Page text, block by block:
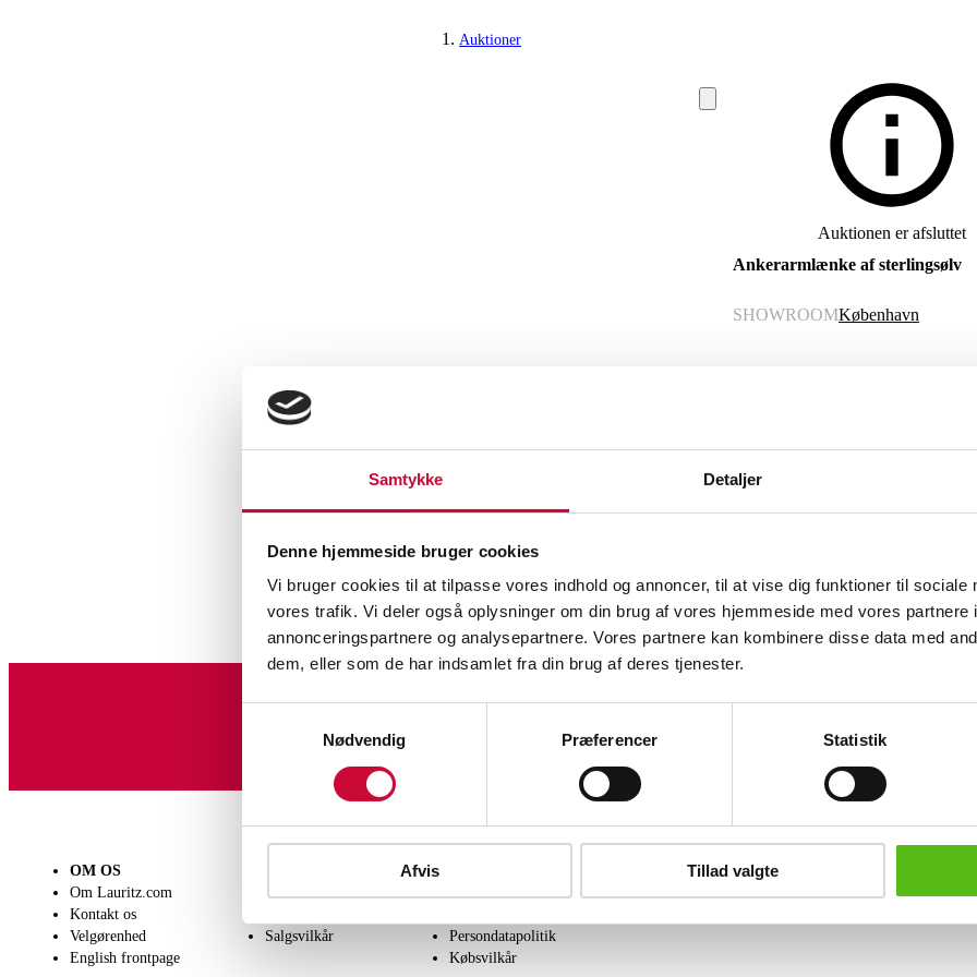
Samtykke Detaljer
Denne hjemmeside bruger cookies
Vi bruger cookies til at tilpasse vores indhold og annoncer, til at vise dig funktioner til sociale
vores trafik. Vi deler også oplysninger om din brug af vores hjemmeside med vores partnere
annonceringspartnere og analysepartnere. Vores partnere kan kombinere disse data med
dem, eller som de har indsamlet fra din brug af deres tjenester.
Nødvendig
Præferencer Statistik
Afvis Tillad valgte
Auktioner
Smykker
Auktionen er afsluttet
Ankerarmlænke af sterlingsølv
SHOWROOMKøbenhavn
Beskrivelse
brugsspor.
Lignende varer
OM OS
Om Lauritz.com
Kontakt os
Velgørenhed
English frontpage
Få en vurdering
Salgsvilkår
Levering
Persondatapolitik
Købsvilkår